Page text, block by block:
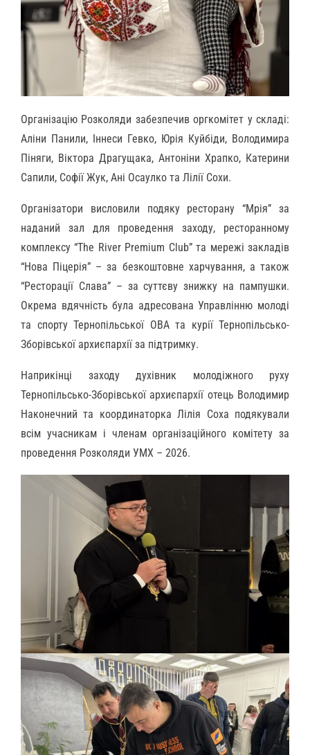
Організацію Розколяди забезпечив оргкомітет у складі:
Аліни Панили, Іннеси Гевко, Юрія Куйбіди, Володимира
Піняги, Віктора Драгущака, Антоніни Храпко, Катерини
Сапили, Софії Жук, Ані Осаулко та Лілії Сохи.
Організатори висловили подяку ресторану “Мрія” за
наданий зал для проведення заходу, ресторанному
комплексу “The River Premium Club” та мережі закладів
“Нова Піцерія” – за безкоштовне харчування, а також
“Ресторації Слава” – за суттєву знижку на пампушки.
Окрема вдячність була адресована Управлінню молоді
та спорту Тернопільської ОВА та курії Тернопільсько-
Зборівської архиєпархії за підтримку.
Наприкінці заходу духівник молодіжного руху
Тернопільсько-Зборівської архиєпархії отець Володимир
Наконечний та координаторка Лілія Соха подякували
всім учасникам і членам організаційного комітету за
проведення Розколяди УМХ – 2026.